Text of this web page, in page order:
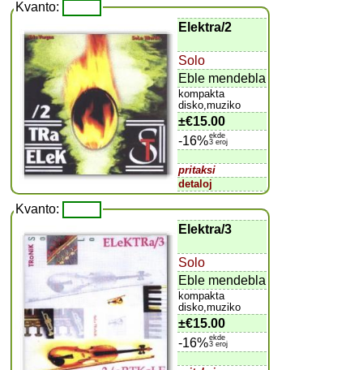
Kvanto:
Elektra/2
Solo
Eble mendebla
kompakta
disko,muziko
±€15.00
-16%ekde
3 eroj
pritaksi
detaloj
Kvanto:
Elektra/3
Solo
Eble mendebla
kompakta
disko,muziko
±€15.00
-16%ekde
3 eroj